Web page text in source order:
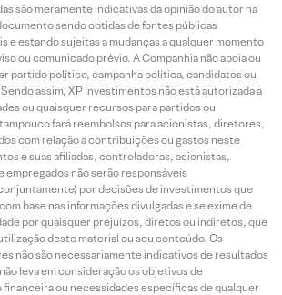
são meramente indicativas da opinião do autor na
sendo obtidas de fontes públicas
e estando sujeitas a mudanças a qualquer momento
ou comunicado prévio. A Companhia não apoia ou
partido político, campanha política, candidatos ou
assim, XP Investimentos não está autorizada a
ou quaisquer recursos para partidos ou
fará reembolsos para acionistas, diretores,
com relação a contribuições ou gastos neste
e suas afiliadas, controladoras, acionistas,
não serão responsáveis
por decisões de investimentos que
base nas informações divulgadas e se exime de
por quaisquer prejuízos, diretos ou indiretos, que
deste material ou seu conteúdo. Os
não são necessariamente indicativos de resultados
leva em consideração os objetivos de
ou necessidades específicas de qualquer